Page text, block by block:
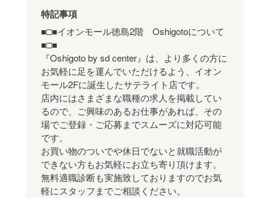
特記事項
■□■イオンモール徳島2階 Oshigotoについて
■□■
『Oshigoto by sd center』は、より多くの方に
お気軽に足を運んでいただけるよう、イオン
モール2Fに誕生したサテライト店です。
店内にはさまざまな職種の求人を掲載してい
るので、ご興味のあるお仕事があれば、その
場でご登録・ご応募までスムーズに対応可能
です。
お買い物のついでや休日でないと就職活動が
できない方もお気軽にお立ち寄り頂けます。
無料適職診断も実施致しておりますのでお気
軽にスタッフまでご相談ください。